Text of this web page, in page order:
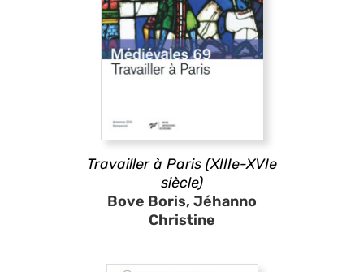
Travailler à Paris (XIIIe-XVIe
siècle)
Bove Boris, Jéhanno
Christine